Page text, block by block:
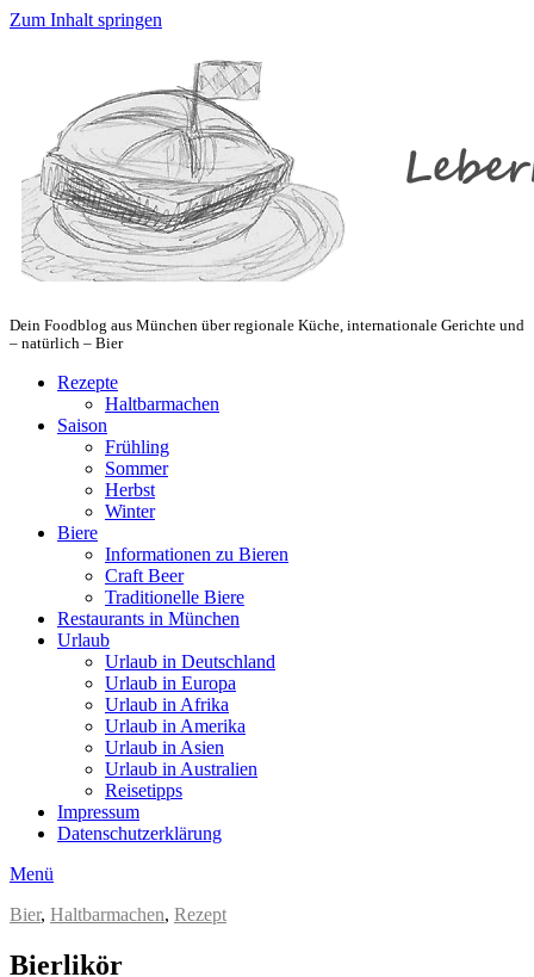
Zum Inhalt springen
Dein Foodblog aus München über regionale Küche, internationale Gerichte und
– natürlich – Bier
Rezepte
Haltbarmachen
Saison
Frühling
Sommer
Herbst
Winter
Biere
Informationen zu Bieren
Craft Beer
Traditionelle Biere
Restaurants in München
Urlaub
Urlaub in Deutschland
Urlaub in Europa
Urlaub in Afrika
Urlaub in Amerika
Urlaub in Asien
Urlaub in Australien
Reisetipps
Impressum
Datenschutzerklärung
Menü
Bier, Haltbarmachen, Rezept
Bierlikör